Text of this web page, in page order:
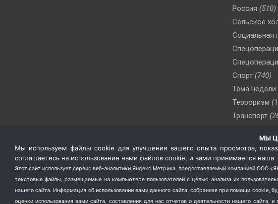
Россия (510)
Сельское
Социальная
Спорт (740)
Тема недели
Терроризм
Транспорт
(76)
Цены (2)
Школа и
Экология (8)
Экономика
МЫ
Мы используем файлы cookie для улучшения вашего опыта просмотра,
соглашаетесь на использование нами файлов cookie, и вами принимается наша
Этот сайт использует сервис веб-аналитики Яндекс Метрика, предоставляемый компанией ООО
текстовые файлы, размещаемые на компьютере пользователей с целью анализа их
нашего сайта. Информация об использовании вами данного сайта, собранная при помощи
оценки использования вами сайта, составления для нас отчетов о деятельности нашего